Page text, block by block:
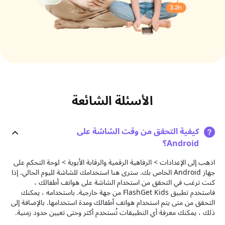
الأسئلة الشائعة
كيفية التحقق من وقت الشاشة على
Android؟
اذهب إلى الإعدادات > الرفاهية الرقمية والرقابة الأبوية > لوحة التحكم على
جهاز Android الخاص بك. سترى هنا استخدامك للشاشة لليوم الحالي. إذا
كنت ترغب في التحقق من استخدام الشاشة على هواتف أطفالك ،
فاستخدم تطبيق FlashGet Kids من جهة خارجية. باستخدامه ، يمكنك
التحقق من متى يتم استخدام هواتف أطفالك ومدة استخدامها. بالإضافة إلى
ذلك ، يمكنك معرفة أي التطبيقات تُستخدم أكثر وحتى تعيين حدود زمنية.